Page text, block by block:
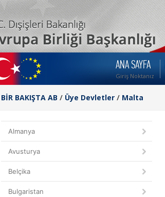
ANA SAYFA
Giriş Noktanız
BİR BAKIŞTA AB / Üye Devletler / Malta
Almanya
Avusturya
Belçika
Bulgaristan